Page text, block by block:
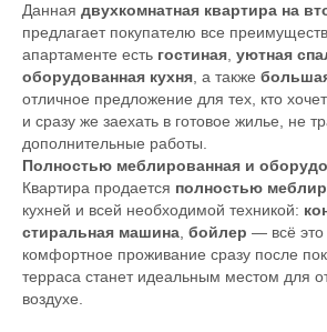
Данная двухкомнатная квартира на
предлагает покупателю все
апартаменте есть гостиная, уютная
оборудованная кухня, а также
отличное предложение для тех, кто хочет
и сразу же заехать в готовое жилье, не
дополнительные работы.
Полностью меблированная и
Квартира продается полностью
кухней и всей необходимой техникой:
стиральная машина, бойлер — всё это
комфортное проживание сразу после
терраса станет идеальным местом для
воздухе.